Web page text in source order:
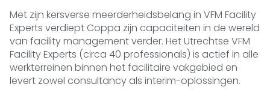
Met zijn kersverse meerderheidsbelang in VFM Facility
Experts verdiept Coppa zijn capaciteiten in de wereld
van facility management verder. Het Utrechtse VFM
Facility Experts (circa 40 professionals) is actief in alle
werkterreinen binnen het facilitaire vakgebied en
levert zowel consultancy als interim-oplossingen.